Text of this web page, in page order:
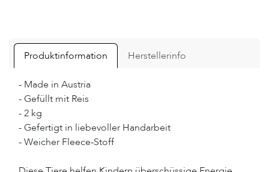
Produktinformation Herstellerinfo
- Made in Austria
- Gefüllt mit Reis
- 2 kg
- Gefertigt in liebevoller Handarbeit
- Weicher Fleece-Stoff